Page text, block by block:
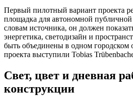
Первый пилотный вариант проекта
площадка для автономной
словам источника, он должен
энергетика, светодизайн и
быть объединены в одном городском
проекта выступили Tobias
Свет, цвет и дневная
конструкции